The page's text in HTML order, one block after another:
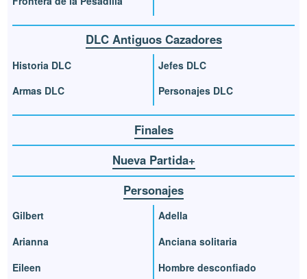
DLC Antiguos Cazadores
Historia DLC
Armas DLC
Jefes DLC
Personajes DLC
Finales
Nueva Partida+
Personajes
Gilbert
Arianna
Eileen
Adella
Anciana solitaria
Hombre desconfiado